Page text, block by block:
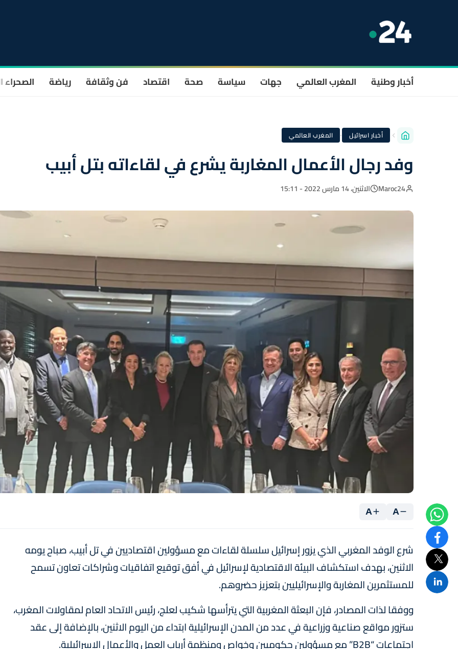
أخبار وطنية المغرب العالمي جهات سياسة صحة اقتصاد فن وثقافة رياضة الصحراء
أخبار اسرائيل · المغرب العالمي
وفد رجال الأعمال المغاربة يشرع في لقاءاته بتل أبيب
Maroc24 الاثنين، 14 مارس 2022 - 15:11
A
A
شرع الوفد المغربي الذي يزور إسرائيل سلسلة لقاءات مع مسؤولين اقتصاديين في تل أبيب، صباح يومه
الاثنين، بهدف استكشاف البيئة الاقتصادية لإسرائيل في أفق توقيع اتفاقيات وشراكات تعاون تسمح
للمستثمرين المغاربة والإسرائيليين بتعزيز حضروهم.
ووفقا لذات المصادر، فإن البعثة المغربية التي يترأسها شكيب لعلج، رئيس الاتحاد العام لمقاولات المغرب،
ستزور مواقع صناعية وزراعية في عدد من المدن الإسرائيلية ابتداء من اليوم الاثنين، بالإضافة إلى عقد
اجتماعات “B2B” مع مسؤولين حكوميين وخواص ومنظمة أرباب العمل والأعمال الإسرائيلية.